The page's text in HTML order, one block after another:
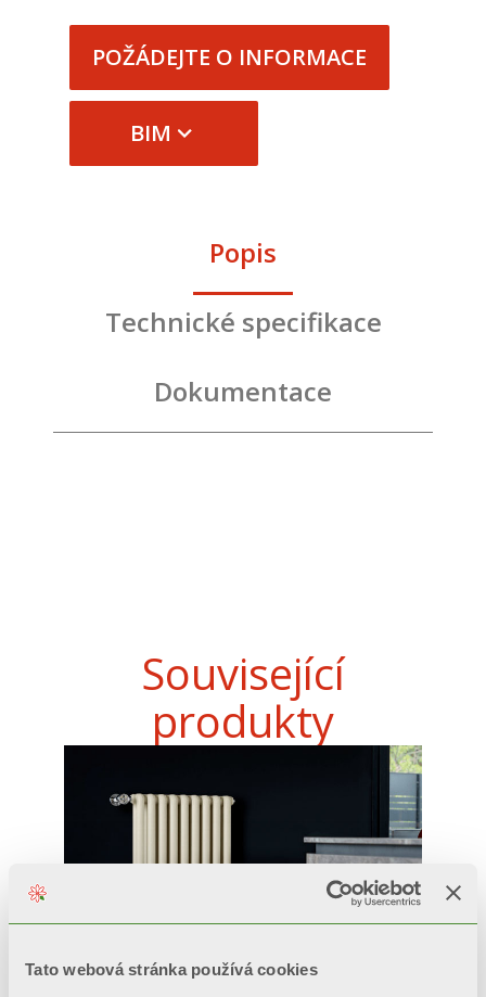
Tato webová stránka používá cookies
POŽÁDEJTE O INFORMACE
BIM
Popis
Technické specifikace
Dokumentace
Související
produkty